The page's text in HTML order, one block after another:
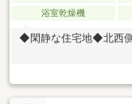
浴室乾燥機
◆閑静な住宅地◆北西